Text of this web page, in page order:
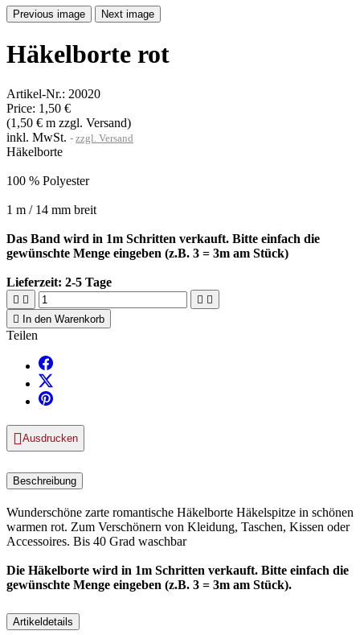
Previous image Next image
Häkelborte rot
Artikel-Nr.: 20020
Price: 1,50 €
(1,50 € m zzgl. Versand)
inkl. MwSt.
zzgl. Versand
Häkelborte
100 % Polyester
1 m / 14 mm breit
Das Band wird in 1m Schritten verkauft. Bitte einfach die
gewünschte Menge eingeben (z.B. 3 = 3m am Stück)
Lieferzeit: 2-5 Tage
   

In den Warenkorb
Teilen
Ausdrucken
Beschreibung
Wunderschöne zarte romantische Häkelborte Häkelspitze in schönen
warmen rot. Zum Verschönern von Kleidung, Taschen, Kissen oder
Accessoires. Bis 40 Grad waschbar
Die Häkelborte wird in 1m Schritten verkauft. Bitte einfach die
gewünschte Menge eingeben (z.B. 3 = 3m am Stück).
Artikeldetails